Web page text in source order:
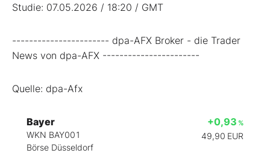
Studie: 07.05.2026 / 18:20 / GMT
----------------------- dpa-AFX Broker - die Trader
News von dpa-AFX -----------------------
Quelle: dpa-Afx
Bayer
WKN BAY001
Börse Düsseldorf
+0,93 %
49,90 EUR